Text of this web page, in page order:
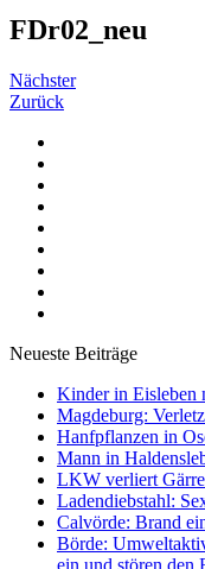
FDr02_neu
Nächster
Zurück
Neueste Beiträge
Kinder in Eisleben
Magdeburg:
Hanfpflanzen in
Mann in
LKW verliert
Ladendiebstahl:
Calvörde: Brand
Börde:
ein und stören den